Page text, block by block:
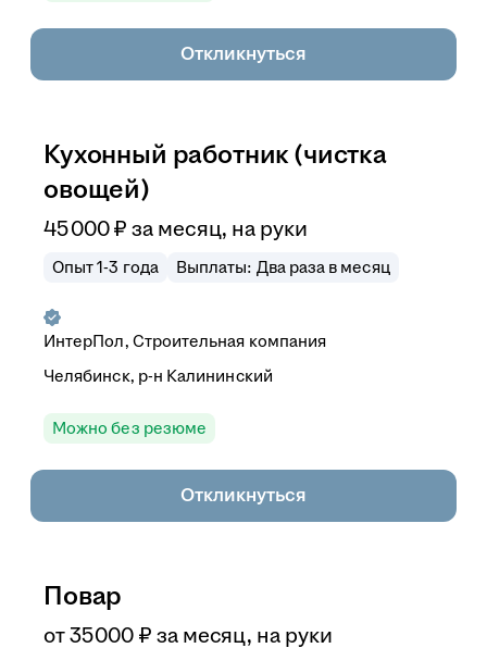
Откликнуться
Кухонный работник (чистка
овощей)
45 000₽ за месяц, на руки
Опыт 1-3 года Выплаты: Два раза в месяц
ИнтерПол, Строительная компания
Челябинск, р-н Калининский
Можно без резюме
Откликнуться
Повар
от35 000 ₽ за месяц, на руки